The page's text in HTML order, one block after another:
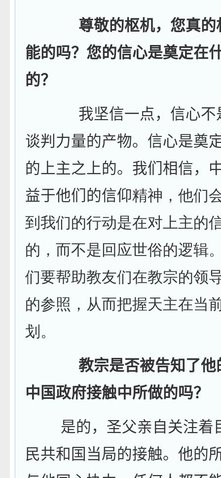
尊敬的枢机，您真
能的吗？您的信心是奠定在
的？
我坚信一点，信心
谈判力量的产物。信心是奠
的上主之上的。我们相信，
益于他们的信仰精神，他们
到我们的行动是在对上主的
的，而不是回应世俗的逻辑
们要帮助教友们在教宗的领
的参照，从而把握天主在当
划。
教宗是否被告知了他
中国政府接触中所做的吗？
是的，圣父亲自关注着
民共和国当局的接触。他的